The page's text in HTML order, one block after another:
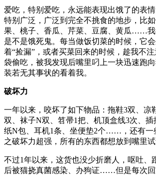
爱吃，特别爱吃，永远能表现出饿了的表
特别广泛，广泛到完全不挑食的地步，比
果、桃子、香瓜、芹菜、豆腐、黄瓜……我
是不是饿死鬼。每当做饭切菜的时候，它
着“捡漏”，或者买菜回来的时候，趁我不
袋偷吃，被我发现后嘴里叼上一块迅速跑
装若无其事状的看着我。
破坏力
一年以来，咬坏了如下物品：拖鞋3双、凉
双、袜子N双、笤帚1把、机顶盒线3次、
纸N包、耳机1条、坐便垫2个……，还有一
之破坏力超强，所有的东西都想放到嘴里试
不过1年以来，这货也没少折磨人，呕吐、
后被猫挠真菌感染、办狗证……但是每次回